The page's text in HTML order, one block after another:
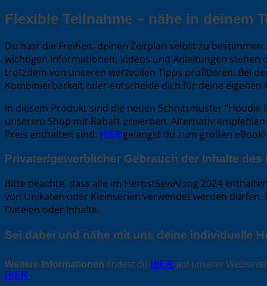
Flexible Teilnahme – nähe in deinem
Du hast die Freiheit, deinen Zeitplan selbst zu
wichtigen Informationen, Videos und Anleitungen stehen
trotzdem von unseren wertvollen Tipps profitieren. Bei
Kombinierbarkeit oder entscheide dich für deine eigenen
In diesem Produkt sind die neuen Schnittmuster
unserem Shop mit Rabatt erwerben. Alternativ
Preis enthalten sind. HIERgelangst du zum großen eBook!
Privater/gewerblicher Gebrauch der Inhalte des
Bitte beachte, dass alle im HerbstSewAlong 2024
von Unikaten oder Kleinserien verwendet werden
Dateien oder Inhalte.
Sei dabei und nähe mit uns deine individuelle
Weitere Informationen findest du HIER auf unserer
HIER.